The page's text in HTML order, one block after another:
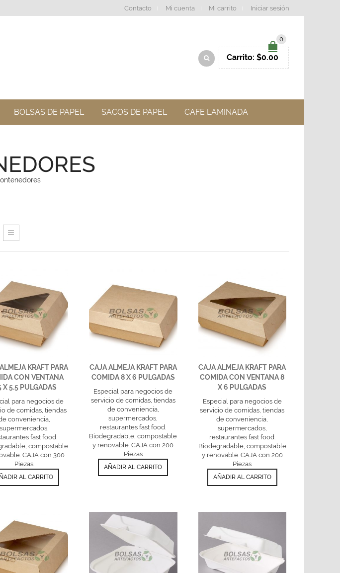
Contacto Mi cuenta Mi carrito Iniciar sesión
0
Carrito: $0.00
BOLSAS DE PAPEL SACOS DE PAPEL CAFE LAMINADA
KRAFT PARA
CON VENTANA
X 5.5 PULGADAS
para negocios de
de comidas, tiendas
conveniencia,
supermercados,
fast food.
compostable
CAJA con 300
Piezas.
AL CARRITO
CAJA ALMEJA KRAFT PARA
COMIDA 8 X 6 PULGADAS
Especial para negocios de
servicio de comidas, tiendas
de conveniencia,
supermercados,
restaurantes fast food.
Biodegradable, compostable
y renovable. CAJA con 200
Piezas
AÑADIR AL CARRITO
CAJA ALMEJA KRAFT PARA
COMIDA CON VENTANA 8
X 6 PULGADAS
Especial para negocios de
servicio de comidas, tiendas
de conveniencia,
supermercados,
restaurantes fast food.
Biodegradable, compostable
y renovable. CAJA con 200
Piezas
AÑADIR AL CARRITO